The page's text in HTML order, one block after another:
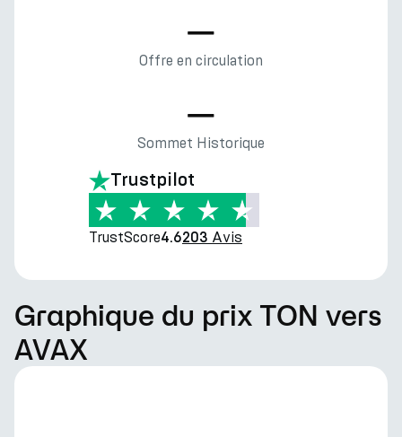
—
Offre en circulation
—
Sommet Historique
Trustpilot
TrustScore4.6203 Avis
Graphique du prix TON vers
AVAX